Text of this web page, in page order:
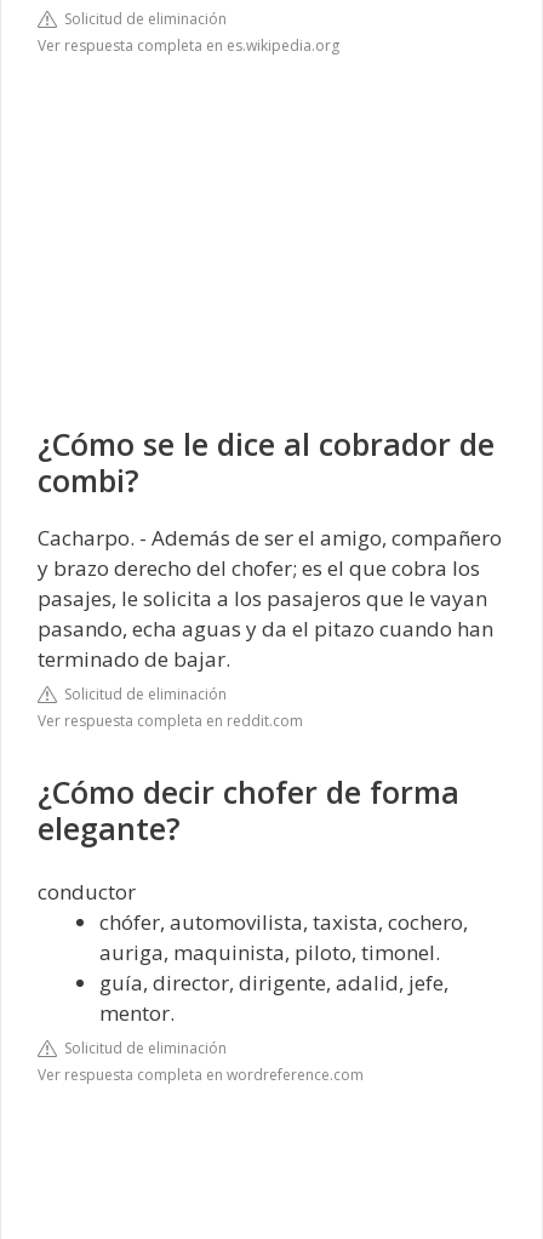
Solicitud de eliminación
Ver respuesta completa en es.wikipedia.org
¿Cómo se le dice al cobrador de
combi?
Cacharpo. - Además de ser el amigo, compañero
y brazo derecho del chofer; es el que cobra los
pasajes, le solicita a los pasajeros que le vayan
pasando, echa aguas y da el pitazo cuando han
terminado de bajar.
Solicitud de eliminación
Ver respuesta completa en reddit.com
¿Cómo decir chofer de forma
elegante?
conductor
chófer, automovilista, taxista, cochero,
auriga, maquinista, piloto, timonel.
guía, director, dirigente, adalid, jefe,
mentor.
Solicitud de eliminación
Ver respuesta completa en wordreference.com